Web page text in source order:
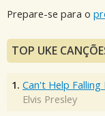
Prepare-se para o
TOP UKE
1. Can't Help Falling
Elvis Presley